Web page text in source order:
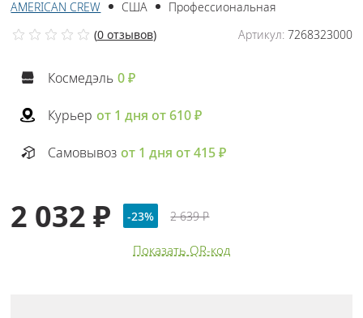
AMERICAN CREW США
Профессиональная
Артикул:7268323000
(0 отзывов)
Космедэль 0 ₽
Курьер от 1 дня от 610 ₽
Самовывоз от 1 дня от 415 ₽
2 032 ₽ -23% 2 639 ₽
Показать QR-код